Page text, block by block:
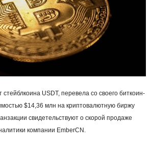
USDT, перевела со своего биткоин-
$14,36 млн на криптовалютную биржу
свидетельствуют о скорой продаже
компании EmberCN.